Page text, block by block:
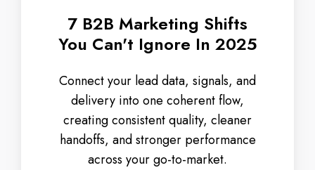
7 B2B Marketing Shifts
You Can't Ignore In 2025
Connect your lead data, signals, and
delivery into one coherent flow,
creating consistent quality, cleaner
handoffs, and stronger performance
across your go-to-market.